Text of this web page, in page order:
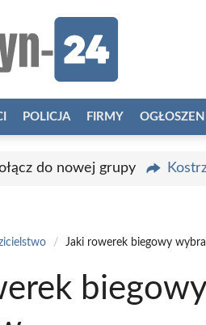
POLICJA FIRMY
do nowej grupy
/ Jaki rowerek biegowy